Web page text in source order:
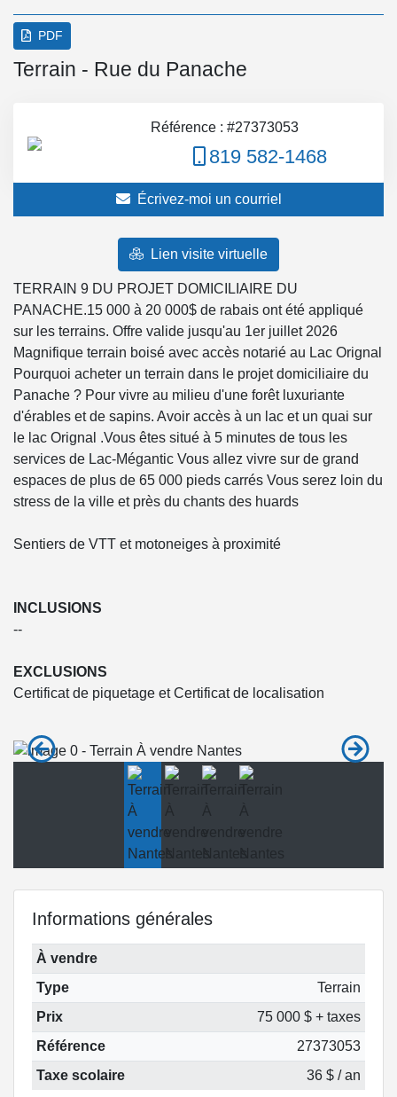
PDF
Terrain - Rue du Panache
Référence : #27373053
819 582-1468
Écrivez-moi un courriel
Lien visite virtuelle
TERRAIN 9 DU PROJET DOMICILIAIRE DU
PANACHE.15 000 à 20 000$ de rabais ont été appliqué
sur les terrains. Offre valide jusqu'au 1er juillet 2026
Magnifique terrain boisé avec accès notarié au Lac Orignal
Pourquoi acheter un terrain dans le projet domiciliaire du
Panache ? Pour vivre au milieu d'une forêt luxuriante
d'érables et de sapins. Avoir accès à un lac et un quai sur
le lac Orignal .Vous êtes situé à 5 minutes de tous les
services de Lac-Mégantic Vous allez vivre sur de grand
espaces de plus de 65 000 pieds carrés Vous serez loin du
stress de la ville et près du chants des huards
Sentiers de VTT et motoneiges à proximité
INCLUSIONS
--
EXCLUSIONS
Certificat de piquetage et Certificat de localisation
Informations générales
À vendre
Type
Terrain
Prix
75 000 $ + taxes
Référence
27373053
Taxe scolaire
36 $ / an